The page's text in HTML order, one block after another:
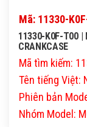
Mã: 11330-
11330-K0F-T00 |
CRANKCASE
Mã tìm kiếm:
Tên tiếng Việt:
Phiên bản
Nhóm Model: